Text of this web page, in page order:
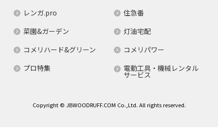
レンガ.pro
住急番
菜園&ガーデン
灯油宅配
コメリハード&グリーン
コメリパワー
プロ特集
電動工具・機械レンタル
サービス
Copyright © JBWOODRUFF.COM Co.,Ltd. All rights reserved.